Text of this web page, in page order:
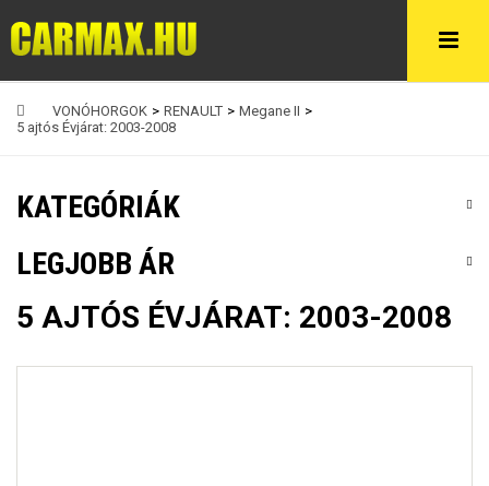
VONÓHORGOK > RENAULT > Megane II >
5 ajtós Évjárat: 2003-2008
KATEGÓRIÁK
LEGJOBB ÁR
5 AJTÓS ÉVJÁRAT: 2003-2008